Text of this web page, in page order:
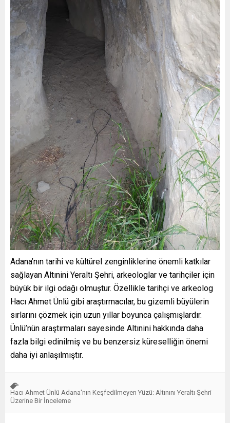
Adana’nın tarihi ve kültürel zenginliklerine önemli katkılar
sağlayan Altınini Yeraltı Şehri, arkeologlar ve tarihçiler için
büyük bir ilgi odağı olmuştur. Özellikle tarihçi ve arkeolog
Hacı Ahmet Ünlü gibi araştırmacılar, bu gizemli büyülerin
sırlarını çözmek için uzun yıllar boyunca çalışmışlardır.
Ünlü’nün araştırmaları sayesinde Altınini hakkında daha
fazla bilgi edinilmiş ve bu benzersiz küreselliğin önemi
daha iyi anlaşılmıştır.
Hacı Ahmet Ünlü Adana'nın Keşfedilmeyen Yüzü: Altınını Yeraltı Şehri
Üzerine Bir İnceleme